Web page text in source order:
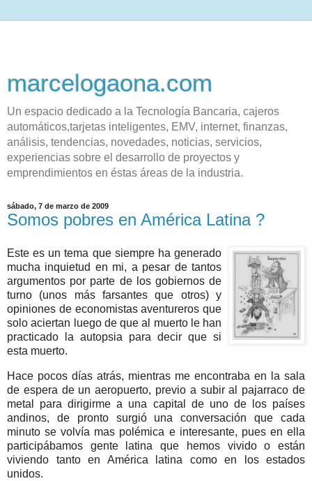
marcelogaona.com
Un espacio dedicado a la Tecnología Bancaria, cajeros
automáticos,tarjetas inteligentes, EMV, internet, finanzas,
análisis, tendencias, novedades, noticias, servicios,
experiencias sobre el desarrollo de proyectos y
emprendimientos en éstas áreas de la industria.
sábado, 7 de marzo de 2009
Somos pobres en América Latina ?
Este es un tema que siempre ha generado
mucha inquietud en mi, a pesar de tantos
argumentos por parte de los gobiernos de
turno (unos más farsantes que otros) y
opiniones de economistas aventureros que
solo aciertan luego de que al muerto le han
practicado la autopsia para decir que si
esta muerto.
Hace pocos días atrás, mientras me encontraba en la sala
de espera de un aeropuerto, previo a subir al pajarraco de
metal para dirigirme a una capital de uno de los países
andinos, de pronto surgió una conversación que cada
minuto se volvía mas polémica e interesante, pues en ella
participábamos gente latina que hemos vivido o están
viviendo tanto en América latina como en los estados
unidos.